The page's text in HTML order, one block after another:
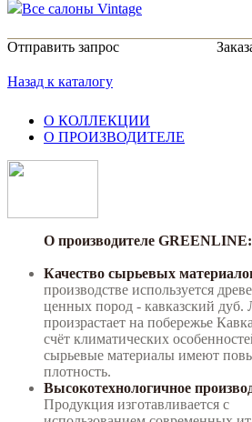
Все салоны Vintage
Отправить запрос
Назад к каталогу
О КОЛЛЕКЦИИ
О ПРОИЗВОДИТЕЛЕ
О производителе GREENLINE:
Качество сырьевых
производстве используется
ценных пород - кавказский дуб.
произрастает на побережье
счёт климатических
сырьевые материалы имеют
плотность.
Высокотехнологичное
Продукция изготавливается с